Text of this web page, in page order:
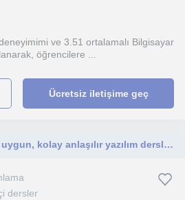
deneyimimi ve 3.51 ortalamalı Bilgisayar
öğrencilere ...
Ücretsiz iletişime geç
Öğrencilerin seviyesine uygun, kolay anlaşılır yazılım dersleri veriyorum.
dersler